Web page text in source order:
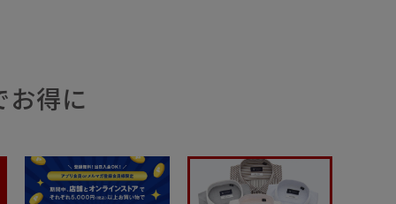
お得に